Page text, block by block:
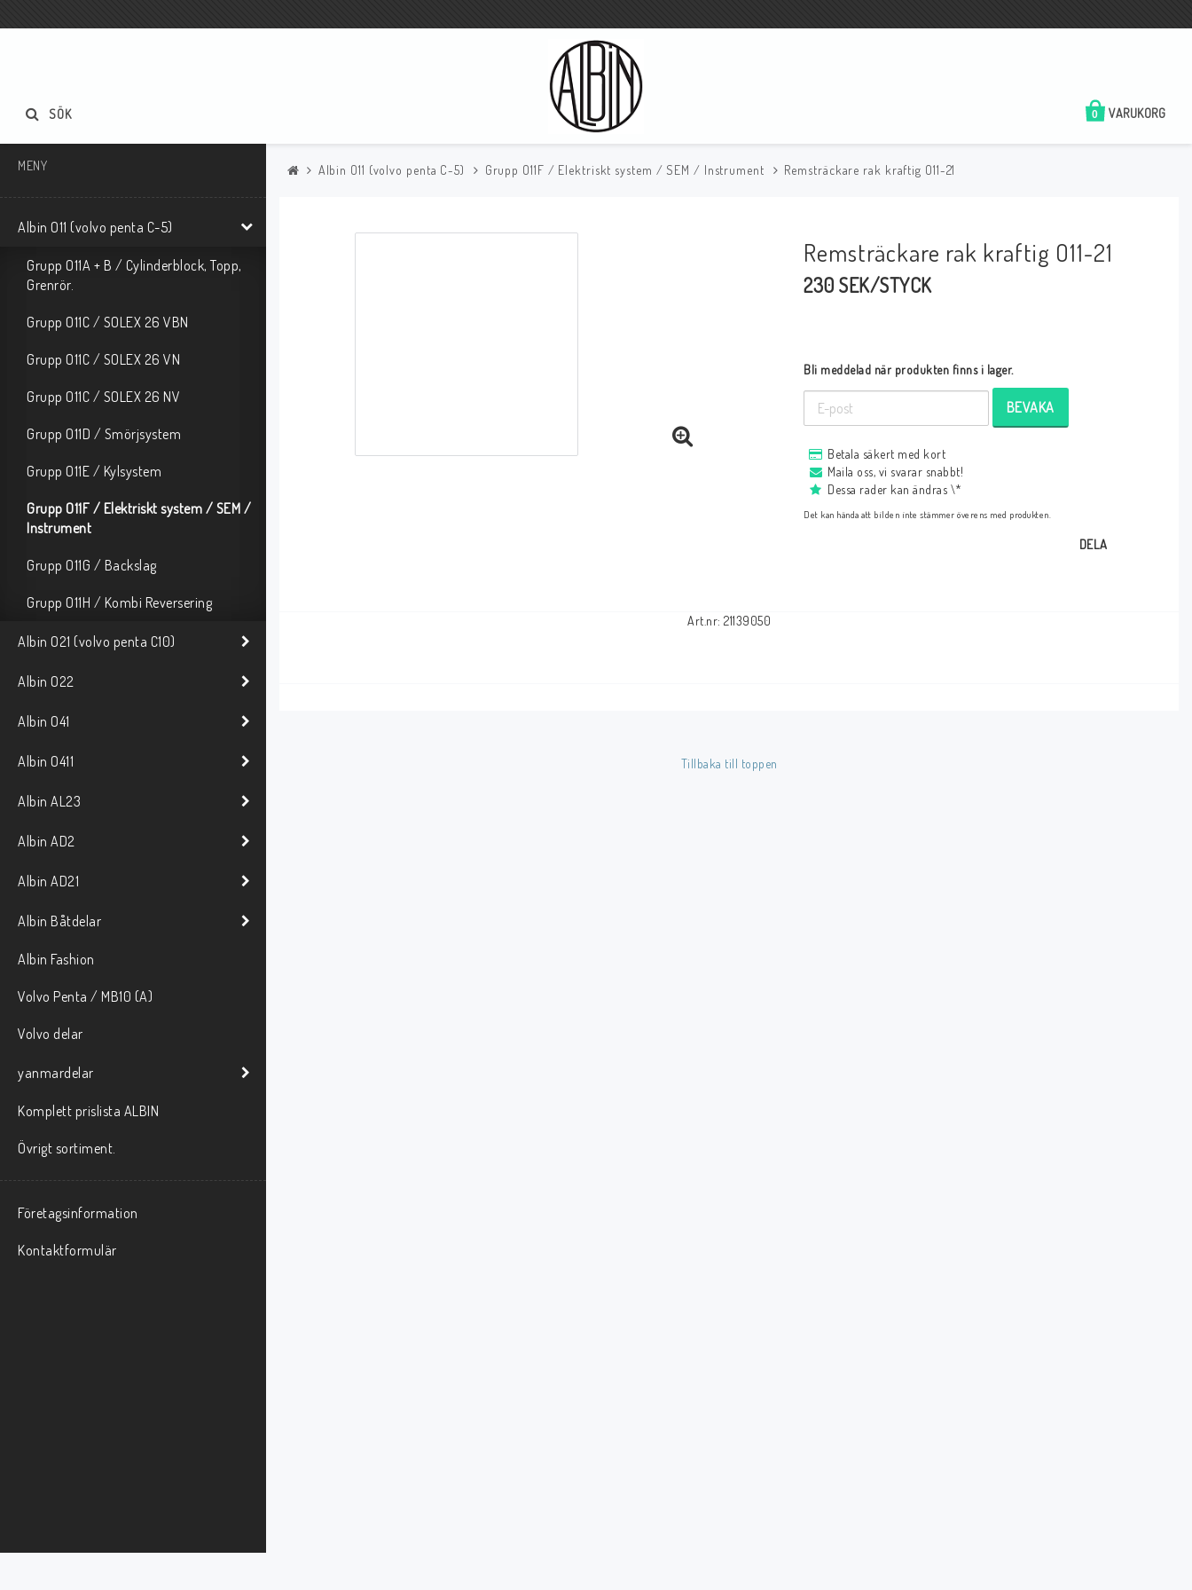
VARUKORG
0
SÖK
MENY
Albin O11 (volvo penta C-5)
Grupp O11A + B / Cylinderblock, Topp,
Grenrör.
Grupp O11C / SOLEX 26 VBN
Grupp O11C / SOLEX 26 VN
Grupp O11C / SOLEX 26 NV
Grupp O11D / Smörjsystem
Grupp O11E / Kylsystem
Grupp O11F / Elektriskt system / SEM /
Instrument
Grupp O11G / Backslag
Grupp O11H / Kombi Reversering
Albin O21 (volvo penta C10)
Albin O22
Albin O41
Albin O411
Albin AL23
Albin AD2
Albin AD21
Albin Båtdelar
Albin Fashion
Volvo Penta / MB10 (A)
Volvo delar
yanmardelar
Komplett prislista ALBIN
Övrigt sortiment.
Företagsinformation
Kontaktformulär
Albin O11 (volvo penta C-5) Grupp O11F / Elektriskt system / SEM / Instrument Remsträckare rak kraftig O11-21
Remsträckare rak kraftig O11-21
230 SEK/STYCK
Bli meddelad när produkten finns i lager.
BEVAKA
Betala säkert med kort
Maila oss, vi svarar snabbt!
Dessa rader kan ändras \*
Det kan hända att bilden inte stämmer överens med produkten.
DELA
Art.nr: 21139050
Tillbaka till toppen